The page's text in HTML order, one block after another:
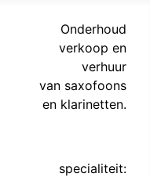
Onderhoud
verkoop en
verhuur
van saxofoons
en klarinetten.
specialiteit: